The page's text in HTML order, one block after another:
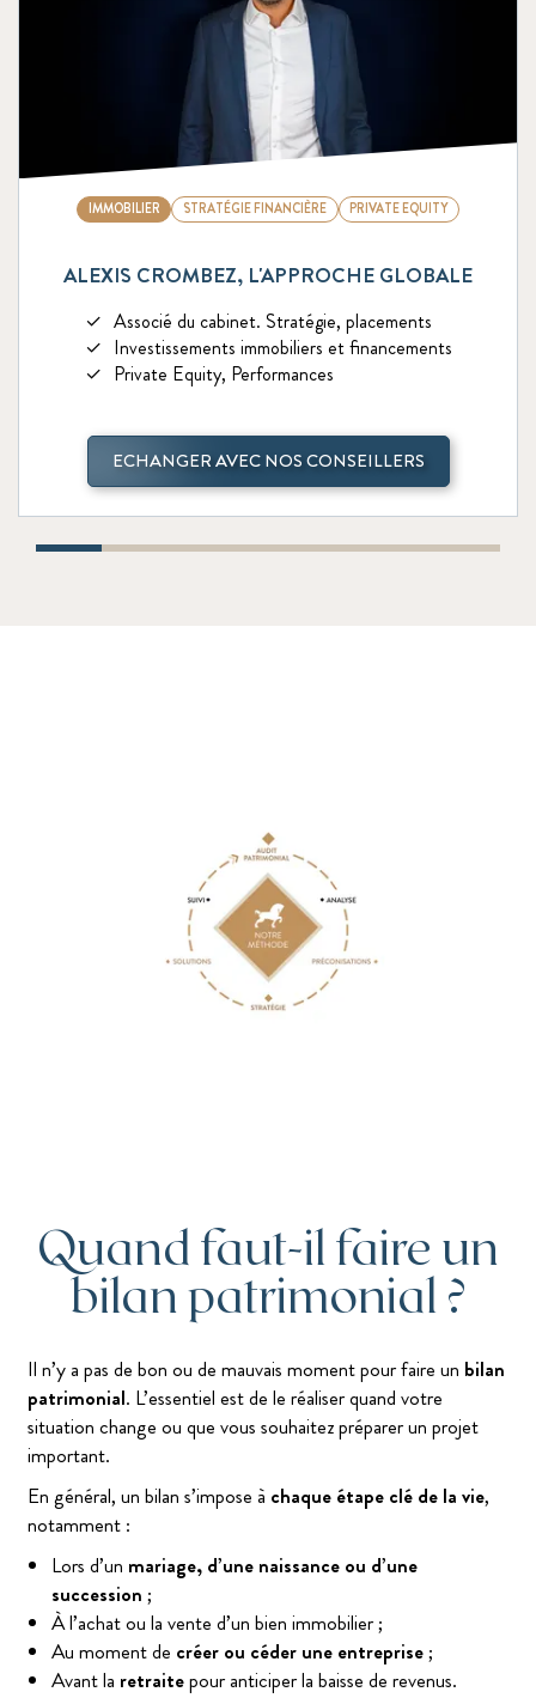
STRATÉGIE FINANCIÈRE
IMMOBILIER PRIVATE EQUITY
ALEXIS CROMBEZ, L'APPROCHE GLOBALE
Associé du cabinet. Stratégie, placements
Investissements immobiliers et financements
Private Equity, Performances
ECHANGER AVEC NOS CONSEILLERS
Quand faut-il faire un
bilan patrimonial ?
Il n’y a pas de bon ou de mauvais moment pour faire un bilan
patrimonial. L’essentiel est de le réaliser quand votre
situation change ou que vous souhaitez préparer un projet
important.
En général, un bilan s’impose à chaque étape clé de la vie,
notamment :
Lors d’un mariage, d’une naissance ou d’une
succession ;
À l’achat ou la vente d’un bien immobilier ;
Au moment de créer ou céder une entreprise;
Avant la retraitepour anticiper la baisse de revenus.